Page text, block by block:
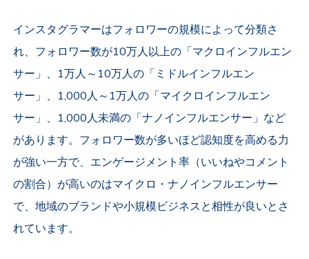
インスタグラマーはフォロワーの規模によって分類さ
れ、フォロワー数が10万人以上の「マクロインフルエン
サー」、1万人～10万人の「ミドルインフルエン
サー」、1,000人～1万人の「マイクロインフルエン
サー」、1,000人未満の「ナノインフルエンサー」など
があります。フォロワー数が多いほど認知度を高める力
が強い一方で、エンゲージメント率（いいねやコメント
の割合）が高いのはマイクロ・ナノインフルエンサー
で、地域のブランドや小規模ビジネスと相性が良いとさ
れています。